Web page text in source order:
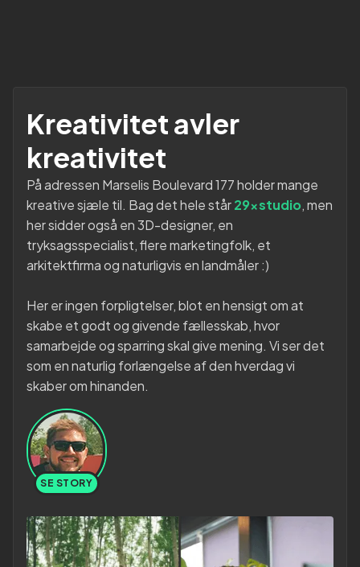
Kreativitet avler
kreativitet
På adressen Marselis Boulevard 177 holder mange
kreative sjæle til. Bag det hele står29xstudio, men
her sidder også en 3D-designer, en
tryksagsspecialist, flere marketingfolk, et
arkitektfirma og naturligvis en landmåler :)
Her er ingen forpligtelser, blot en hensigt om at
skabe et godt og givende fællesskab, hvor
samarbejde og sparring skal give mening. Vi ser det
som en naturlig forlængelse af den hverdag vi
skaber om hinanden.
SE STORY